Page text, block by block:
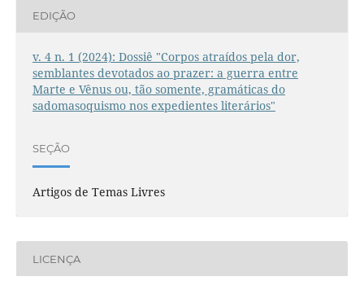
EDIÇÃO
v. 4 n. 1 (2024): Dossiê "Corpos atraídos pela dor,
semblantes devotados ao prazer: a guerra entre
Marte e Vênus ou, tão somente, gramáticas do
sadomasoquismo nos expedientes literários"
SEÇÃO
Artigos de Temas Livres
LICENÇA